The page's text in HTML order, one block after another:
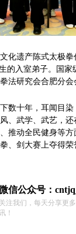
化遗产陈式太极
的入室弟子。国家
法研究会合肥分会
数十年，耳闻目
、武学、武艺，
推动全民健身等方
、剑大赛上夺得荣
信公众号：
关注我们，每天分享更
！